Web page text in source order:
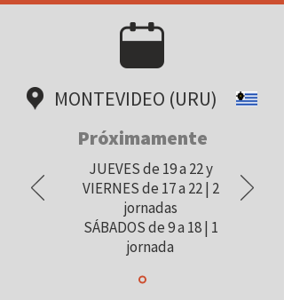
MONTEVIDEO (URU)
Próximamente
JUEVES de 19 a 22 y
VIERNES de 17 a 22 | 2
jornadas
SÁBADOS de 9 a 18 | 1
jornada